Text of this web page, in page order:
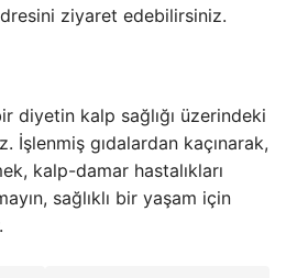
ziyaret edebilirsiniz.
diyetin kalp sağlığı üzerindeki
İşlenmiş gıdalardan kaçınarak,
kalp-damar hastalıkları
sağlıklı bir yaşam için